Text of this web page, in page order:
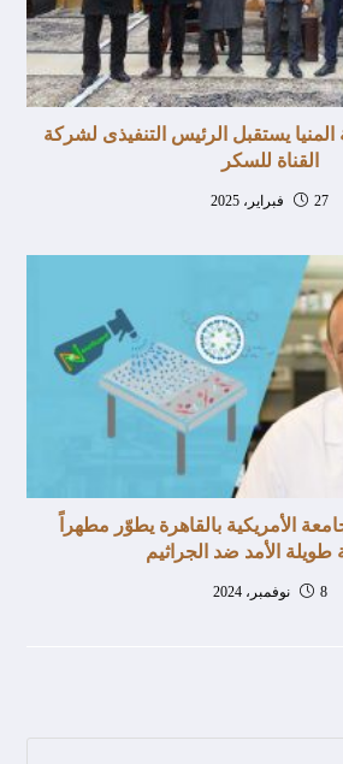
يستقبل الرئيس التنفيذى لشركة
القناة للسكر
27 فبراير، 2025
الأمريكية بالقاهرة يطوّر مطهراً
طويلة الأمد ضد الجراثيم
8 نوفمبر، 2024